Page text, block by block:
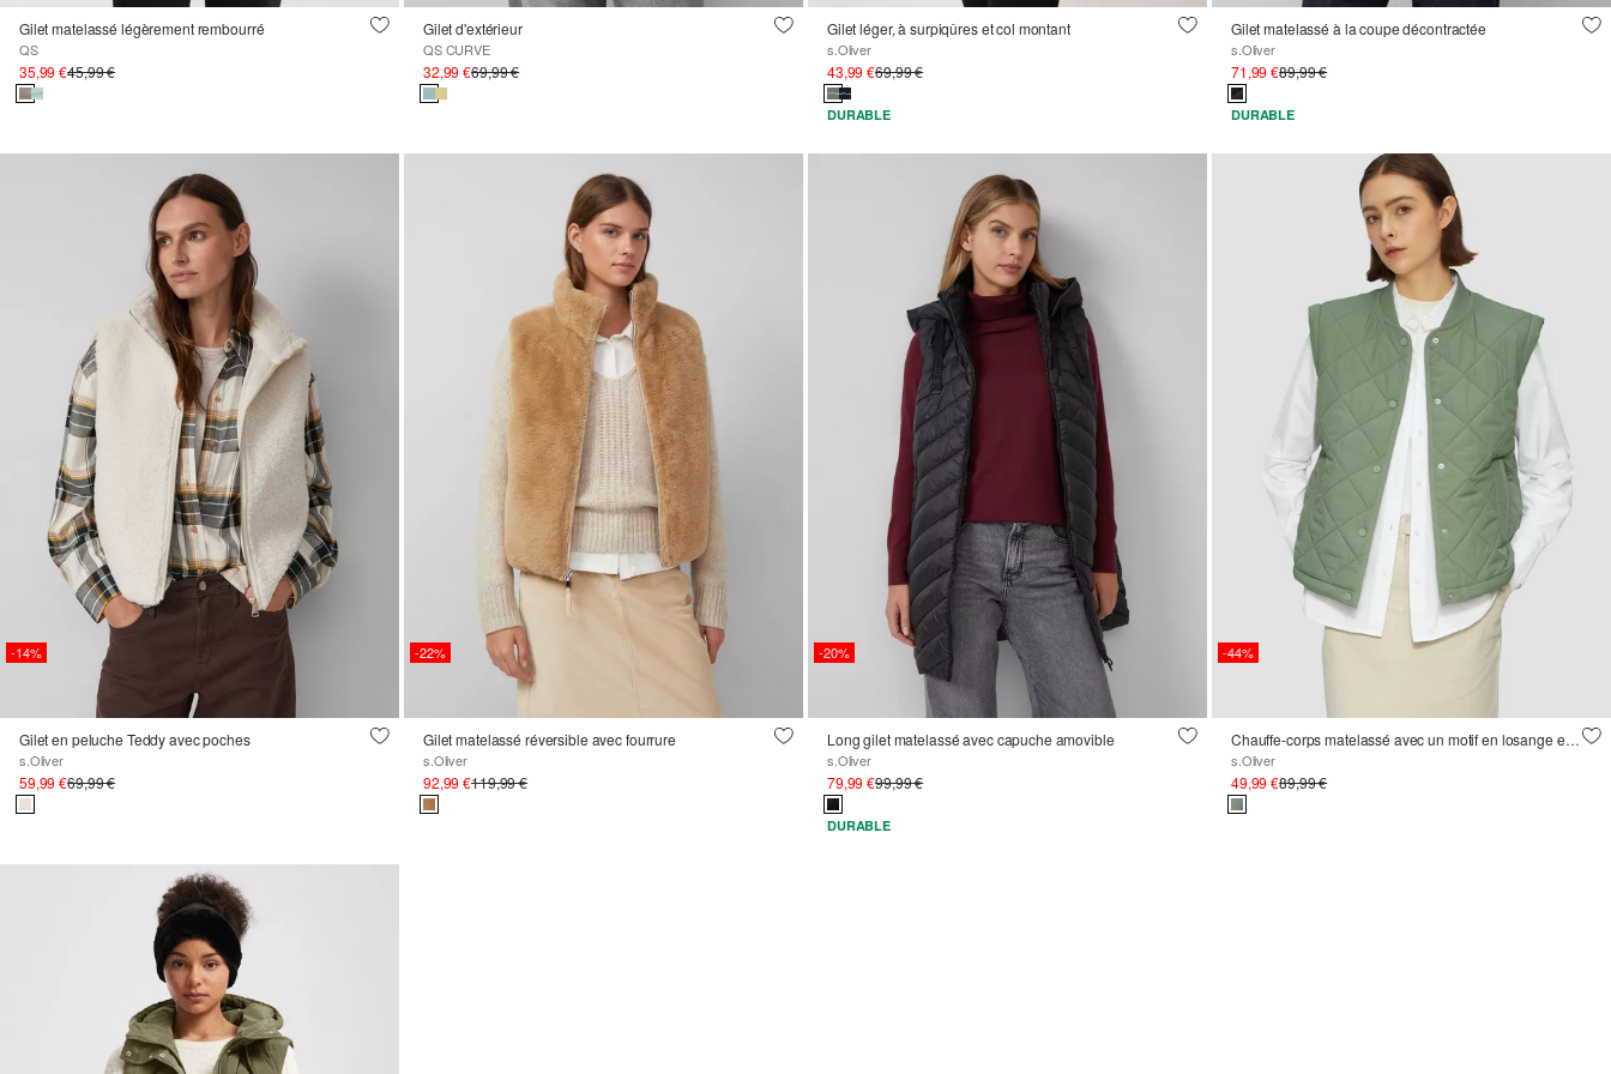
Gilet matelassé légèrement rembourré
QS
35,99 €45,99 €
Gilet d'extérieur
QS CURVE
32,99 €69,99 €
Gilet léger, à surpiqûres et col montant
s.Oliver
43,99 €69,99 €
DURABLE
Gilet matelassé à la coupe décontractée
s.Oliver
71,99 €89,99 €
DURABLE
-14%
Gilet en peluche Teddy avec poches
s.Oliver
59,99 €69,99 €
-22%
Gilet matelassé réversible avec fourrure
s.Oliver
92,99 €119,99 €
-20%
Long gilet matelassé avec capuche amovible
s.Oliver
79,99 €99,99 €
DURABLE
-44%
Chauffe-corps matelassé avec un motif en losange et un col montant
s.Oliver
49,99 €89,99 €